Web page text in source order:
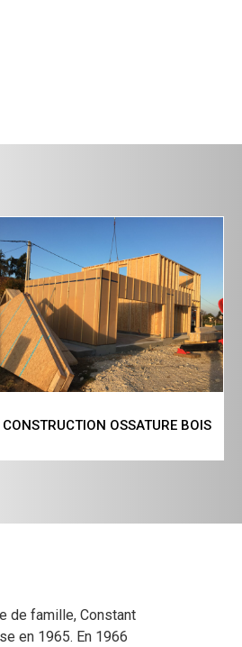
CONSTRUCTION OSSATURE BOIS
de famille, Constant
en 1965. En 1966